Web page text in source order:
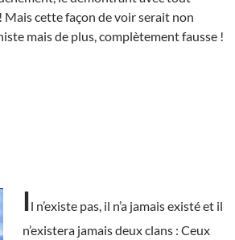
cette façon de voir serait non
mais de plus, complètement fausse !
Il n’existe pas, il n’a jamais existé et il
n’existera jamais deux clans : Ceux